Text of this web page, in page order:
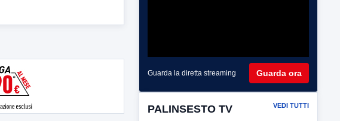
Guarda la diretta streaming Guarda ora
PALINSESTO TV VEDI TUTTI